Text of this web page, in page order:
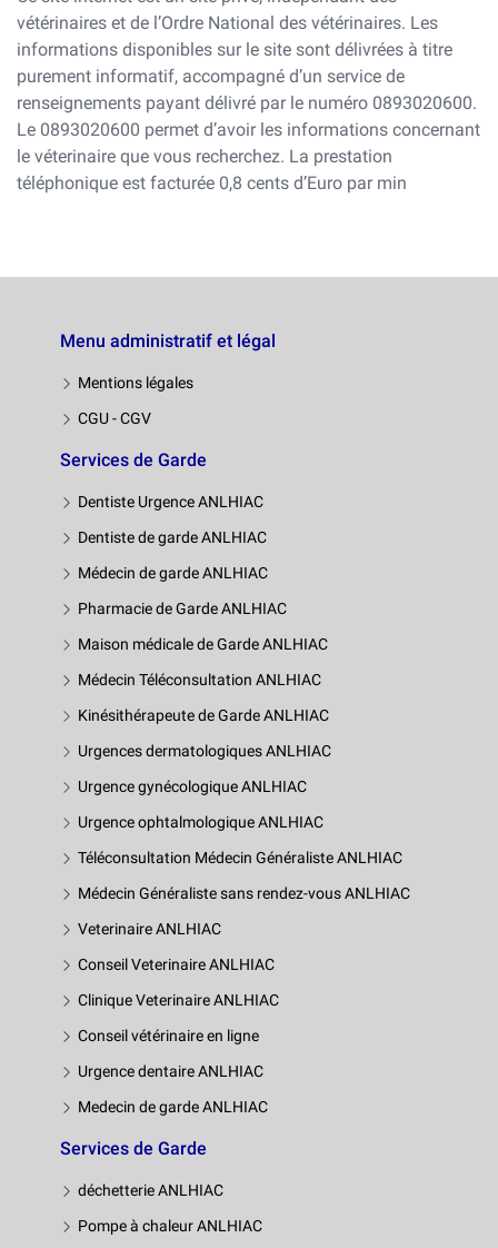
vétérinaires et de l’Ordre National des vétérinaires. Les
informations disponibles sur le site sont délivrées à titre
purement informatif, accompagné d’un service de
renseignements payant délivré par le numéro 0893020600.
Le 0893020600 permet d’avoir les informations concernant
le véterinaire que vous recherchez. La prestation
téléphonique est facturée 0,8 cents d’Euro par min
Menu administratif et légal
Mentions légales
CGU - CGV
Services de Garde
Dentiste Urgence ANLHIAC
Dentiste de garde ANLHIAC
Médecin de garde ANLHIAC
Pharmacie de Garde ANLHIAC
Maison médicale de Garde ANLHIAC
Médecin Téléconsultation ANLHIAC
Kinésithérapeute de Garde ANLHIAC
Urgences dermatologiques ANLHIAC
Urgence gynécologique ANLHIAC
Urgence ophtalmologique ANLHIAC
Téléconsultation Médecin Généraliste ANLHIAC
Médecin Généraliste sans rendez-vous ANLHIAC
Veterinaire ANLHIAC
Conseil Veterinaire ANLHIAC
Clinique Veterinaire ANLHIAC
Conseil vétérinaire en ligne
Urgence dentaire ANLHIAC
Medecin de garde ANLHIAC
Services de Garde
déchetterie ANLHIAC
Pompe à chaleur ANLHIAC